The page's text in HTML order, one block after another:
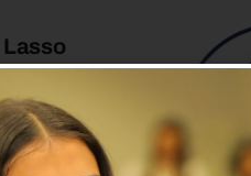
Asesora